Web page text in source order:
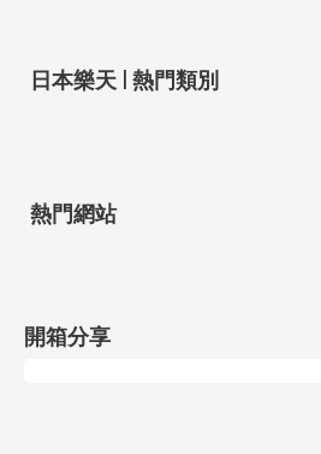
日本樂天 | 熱門類別
熱門網站
開箱分享